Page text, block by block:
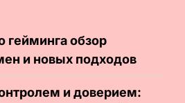
гейминга обзор
и новых подходов
и доверием: